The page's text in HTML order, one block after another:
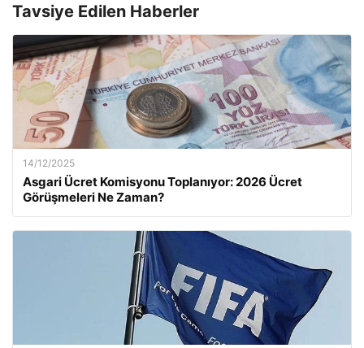
Tavsiye Edilen Haberler
14/12/2025
Asgari Ücret Komisyonu Toplanıyor: 2026 Ücret
Görüşmeleri Ne Zaman?